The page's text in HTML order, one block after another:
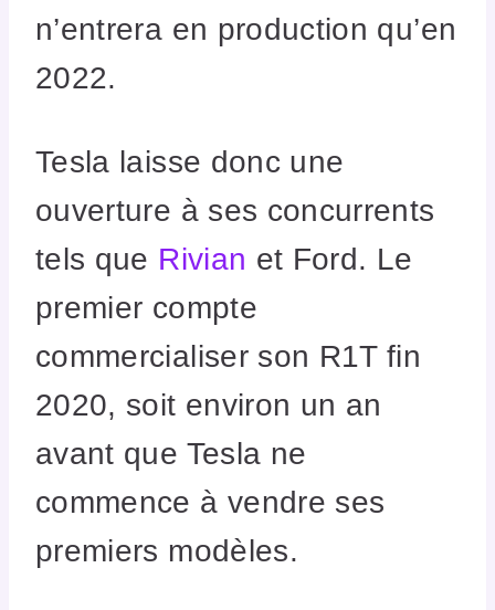
n’entrera en production qu’en
2022.
Tesla laisse donc une
ouverture à ses concurrents
tels que Rivian et Ford. Le
premier compte
commercialiser son R1T fin
2020, soit environ un an
avant que Tesla ne
commence à vendre ses
premiers modèles.